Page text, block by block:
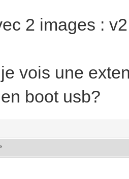
2 images :
vois une
boot usb?